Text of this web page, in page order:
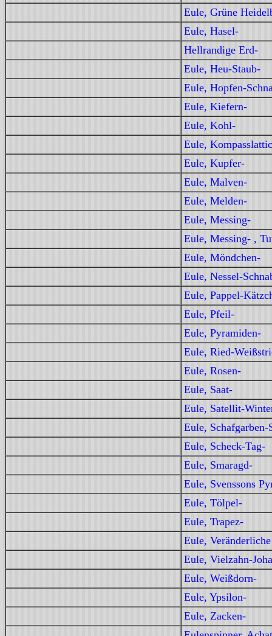
Eule, Grüne
Eule, Hasel-
Hellrandige Erd-
Eule, Heu-Staub-
Eule, Hopfen-
Eule, Kiefern-
Eule, Kohl-
Eule,
Eule, Kupfer-
Eule, Malven-
Eule, Melden-
Eule, Messing-
Eule, Messing- ,
Eule, Möndchen-
Eule, Nessel-
Eule, Pappel-
Eule, Pfeil-
Eule, Pyramiden-
Eule, Ried-
Eule, Rosen-
Eule, Saat-
Eule, Satellit-
Eule, Schafgarben-
Eule, Scheck-Tag-
Eule, Smaragd-
Eule, Svenssons
Eule, Tölpel-
Eule, Trapez-
Eule,
Eule, Vielzahn-
Eule, Weißdorn-
Eule, Ypsilon-
Eule, Zacken-